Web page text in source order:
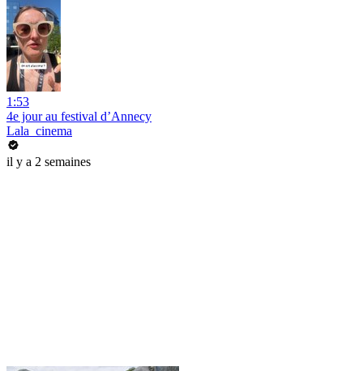
1:53
4e jour au festival d’Annecy
Lala_cinema
il y a 2 semaines